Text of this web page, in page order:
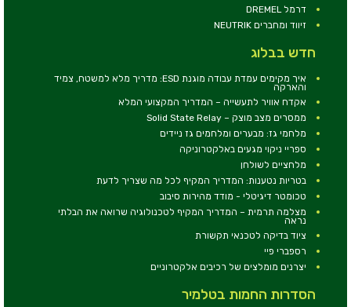
דרמל DREMEL
זיווד ומחברים NEUTRIK
חדש בבלוג
איך מקימים עמדת עבודה מוגנת ESD: מדריך מלא למשטח, צמיד
והארקה
אקדח אוויר לתעשייה – המדריך המקצועי המלא
ממסרים מצב מוצק – Solid State Relay
מלחמי גז: מבערים ומלחמים גז ניידים
ספריי ניקוי מגעים באלקטרוניקה
מלחציים לשולחן
בטריות נטענות: המדריך המקיף לכל מה שצריך לדעת
טכומטר דיגיטלי - מודד מהירות סיבוב
מצלמה תרמית – המדריך המקיף לטכנולוגיה שרואה את הבלתי
נראה
ציוד בדיקה לטכנאי תקשורת
רספברי פיי
יצרנים מומלצים של רכיבים אלקטרוניים
הסדרות החמות בטלמיר